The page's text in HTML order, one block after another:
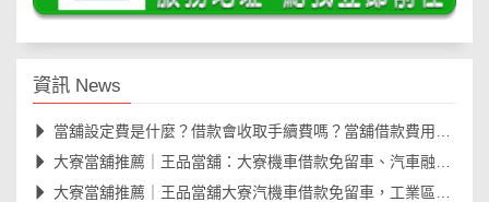
資訊 News
當舖設定費是什麼？借款會收取手續費嗎？當舖借款費用與規範一次看懂
大寮當舖推薦｜王品當舖：大寮機車借款免留車、汽車融資合法快速撥款
大寮當舖推薦｜王品當舖大寮汽機車借款免留車，工業區朋友最放心選擇